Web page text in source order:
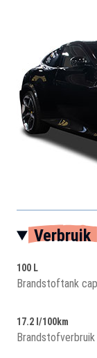
Verbruik
100 L
Brandstoftank
17.2 l/100km
Brandstofverbruik